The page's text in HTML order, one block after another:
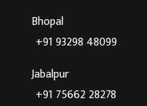
Bhopal
+91 93298 48099
Jabalpur
+91 75662 28278